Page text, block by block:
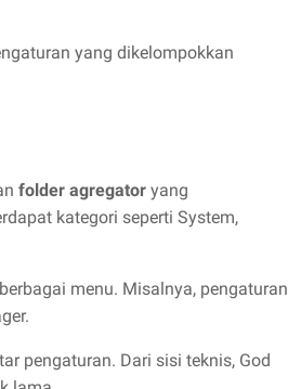
yang dikelompokkan
folder agregator yang
kategori seperti System,
menu. Misalnya, pengaturan
pengaturan. Dari sisi teknis, God